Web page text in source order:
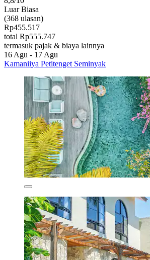
Luar Biasa
(368 ulasan)
Rp455.517
total Rp555.747
termasuk pajak & biaya lainnya
16 Agu - 17 Agu
Kamaniiya Petitenget Seminyak